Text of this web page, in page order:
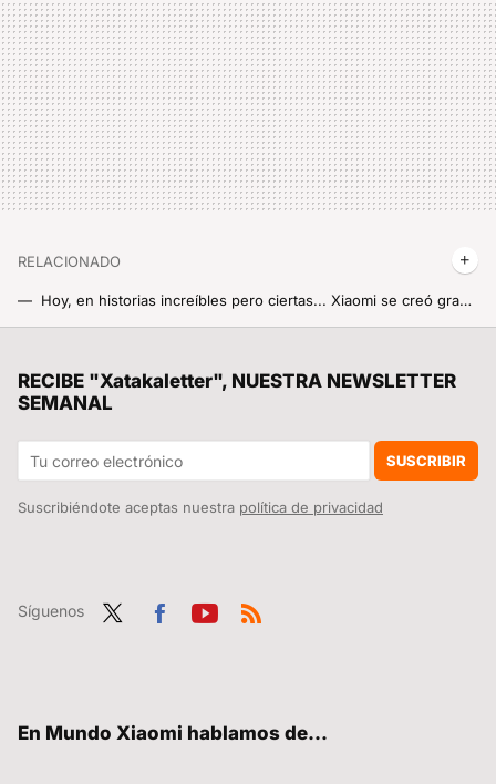
RELACIONADO
Hoy, en historias increíbles pero ciertas... Xiaomi se creó gracias a un libro que hablaba del éxito de Steve Jobs
El genial modo antirrobo de Android ya se puede activar en todos los móviles Xiaomi: así se hace en menos de dos minutos
RECIBE "Xatakaletter", NUESTRA NEWSLETTER
SEMANAL
SUSCRIBIR
Suscribiéndote aceptas nuestra política de privacidad
Síguenos
En Mundo Xiaomi hablamos de...